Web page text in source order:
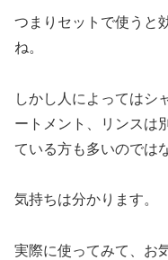
つまりセットで使うと
ね。
しかし人によってはシ
ートメント、リンスは
ている方も多いのでは
気持ちは分かります。
実際に使ってみて、お